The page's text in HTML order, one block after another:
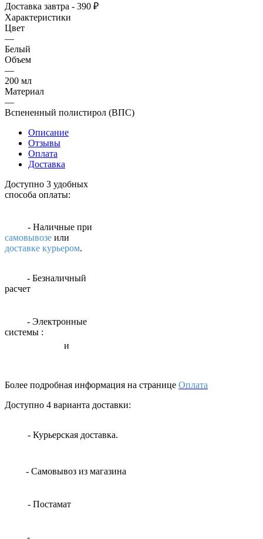
Доставка завтра - 390 ₽
Характеристики
Цвет
—
Белый
Объем
—
200 мл
Материал
—
Вспененный полистирол (ВПС)
Описание
Отзывы
Оплата
Доставка
Доступно 3 удобных
способа оплаты:
- Наличные при
самовывозе или
доставке курьером.
- Безналичный
расчет
- Электронные
системы :
и
Более подробная информация на странице Оплата
Доступно 4 варианта доставки:
- Курьерская доставка.
- Самовывоз из магазина
- Постамат
-